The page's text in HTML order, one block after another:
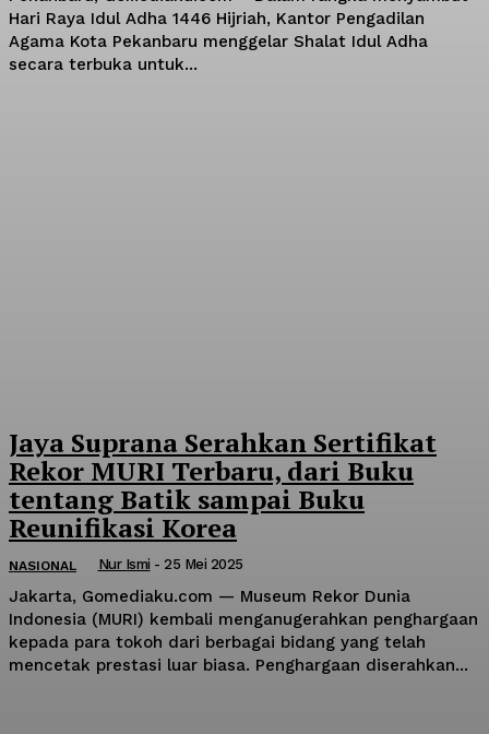
Hari Raya Idul Adha 1446 Hijriah, Kantor Pengadilan
Agama Kota Pekanbaru menggelar Shalat Idul Adha
secara terbuka untuk...
Jaya Suprana Serahkan Sertifikat
Rekor MURI Terbaru, dari Buku
tentang Batik sampai Buku
Reunifikasi Korea
NASIONAL Nur Ismi - 25 Mei 2025
Jakarta, Gomediaku.com — Museum Rekor Dunia
Indonesia (MURI) kembali menganugerahkan penghargaan
kepada para tokoh dari berbagai bidang yang telah
mencetak prestasi luar biasa. Penghargaan diserahkan...